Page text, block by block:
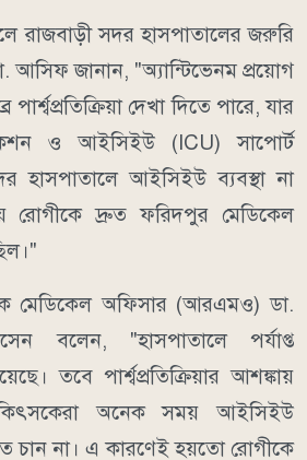
রাজবাড়ী সদর হাসপাতালের জরুরি
আসিফ জানান, "অ্যান্টিভেনম প্রয়োগ
দেখা দিতে পারে, যার
ও আইসিইউ (ICU) সাপোর্ট
হাসপাতালে আইসিইউ ব্যবস্থা না
রোগীকে দ্রুত ফরিদপুর মেডিকেল
মেডিকেল অফিসার (আরএমও) ডা.
বলেন, "হাসপাতালে পর্যাপ্ত
তবে পার্শ্বপ্রতিক্রিয়ার আশঙ্কায়
অনেক সময় আইসিইউ
চান না। এ কারণেই হয়তো রোগীকে